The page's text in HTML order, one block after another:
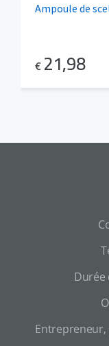
Ampoule de
€ 21,98
Durée